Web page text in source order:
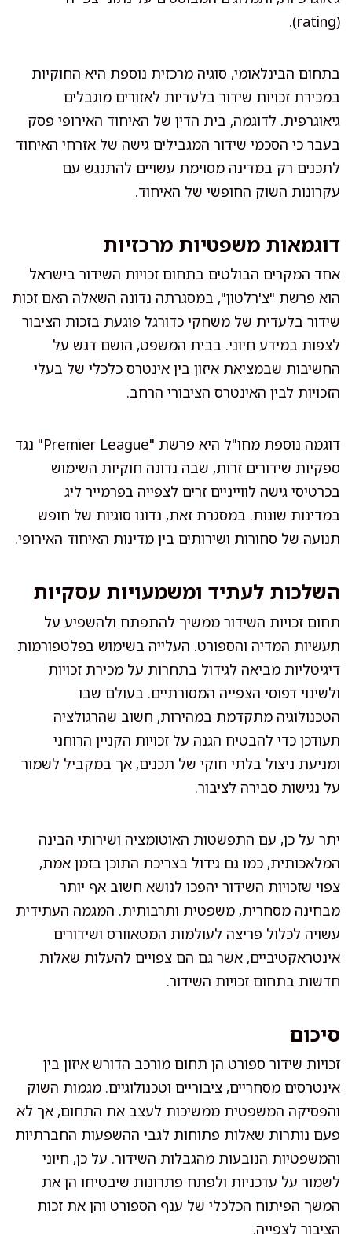
(rating).
בתחום הבינלאומי, סוגיה מרכזית נוספת היא החוקיות
במכירת זכויות שידור בלעדיות לאזורים מוגבלים
גיאוגרפית. לדוגמה, בית הדין של האיחוד האירופי פסק
בעבר כי הסכמי שידור המגבילים גישה של אזרחי האיחוד
לתכנים רק במדינה מסוימת עשויים להתנגש עם
עקרונות השוק החופשי של האיחוד.
דוגמאות משפטיות מרכזיות
אחד המקרים הבולטים בתחום זכויות השידור בישראל
הוא פרשת "צ'רלטון", במסגרתה נדונה השאלה האם זכות
שידור בלעדית של משחקי כדורגל פוגעת בזכות הציבור
לצפות במידע חיוני. בבית המשפט, הושם דגש על
החשיבות שבמציאת איזון בין אינטרס כלכלי של בעלי
הזכויות לבין האינטרס הציבורי הרחב.
דוגמה נוספת מחו"ל היא פרשת "Premier League" נגד
ספקיות שידורים זרות, שבה נדונה חוקיות השימוש
בכרטיסי גישה לווייניים זרים לצפייה בפרמייר ליג
במדינות שונות. במסגרת זאת, נדונו סוגיות של חופש
תנועה של סחורות ושירותים בין מדינות האיחוד האירופי.
השלכות לעתיד ומשמעויות עסקיות
תחום זכויות השידור ממשיך להתפתח ולהשפיע על
תעשיות המדיה והספורט. העלייה בשימוש בפלטפורמות
דיגיטליות מביאה לגידול בתחרות על מכירת זכויות
ולשינוי דפוסי הצפייה המסורתיים. בעולם שבו
הטכנולוגיה מתקדמת במהירות, חשוב שהרגולציה
תעודכן כדי להבטיח הגנה על זכויות הקניין הרוחני
ומניעת ניצול בלתי חוקי של תכנים, אך במקביל לשמור
על נגישות סבירה לציבור.
יתר על כן, עם התפשטות האוטומציה ושירותי הבינה
המלאכותית, כמו גם גידול בצריכת התוכן בזמן אמת,
צפוי שזכויות השידור יהפכו לנושא חשוב אף יותר
מבחינה מסחרית, משפטית ותרבותית. המגמה העתידית
עשויה לכלול פריצה לעולמות המטאוורס ושידורים
אינטראקטיביים, אשר גם הם צפויים להעלות שאלות
חדשות בתחום זכויות השידור.
סיכום
זכויות שידור ספורט הן תחום מורכב הדורש איזון בין
אינטרסים מסחריים, ציבוריים וטכנולוגיים. מגמות השוק
והפסיקה המשפטית ממשיכות לעצב את התחום, אך לא
פעם נותרות שאלות פתוחות לגבי ההשפעות החברתיות
והמשפטיות הנובעות מהגבלות השידור. על כן, חיוני
לשמור על עדכניות ולפתח פתרונות שיבטיחו הן את
המשך הפיתוח הכלכלי של ענף הספורט והן את זכות
הציבור לצפייה.